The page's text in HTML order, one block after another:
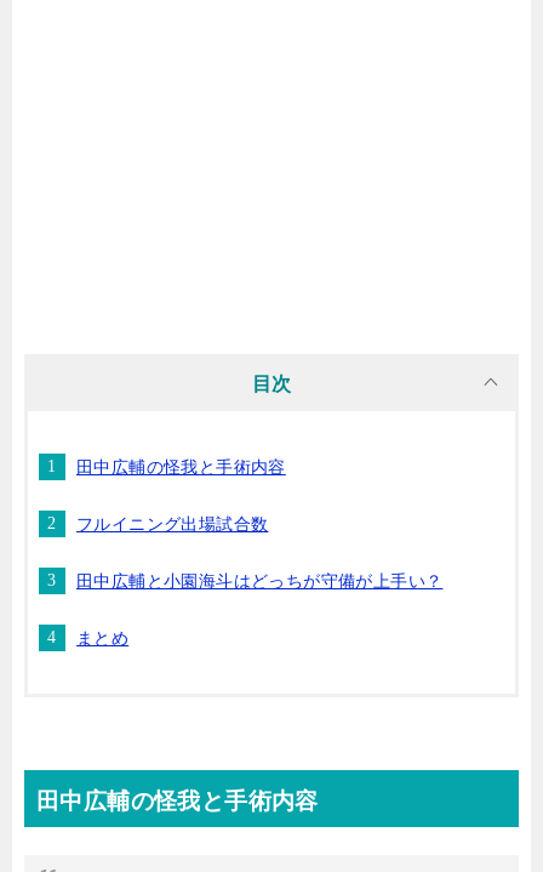
目次
田中広輔の怪我と手術内容
フルイニング出場試合数
田中広輔と小園海斗はどっちが守備が上手い？
まとめ
田中広輔の怪我と手術内容